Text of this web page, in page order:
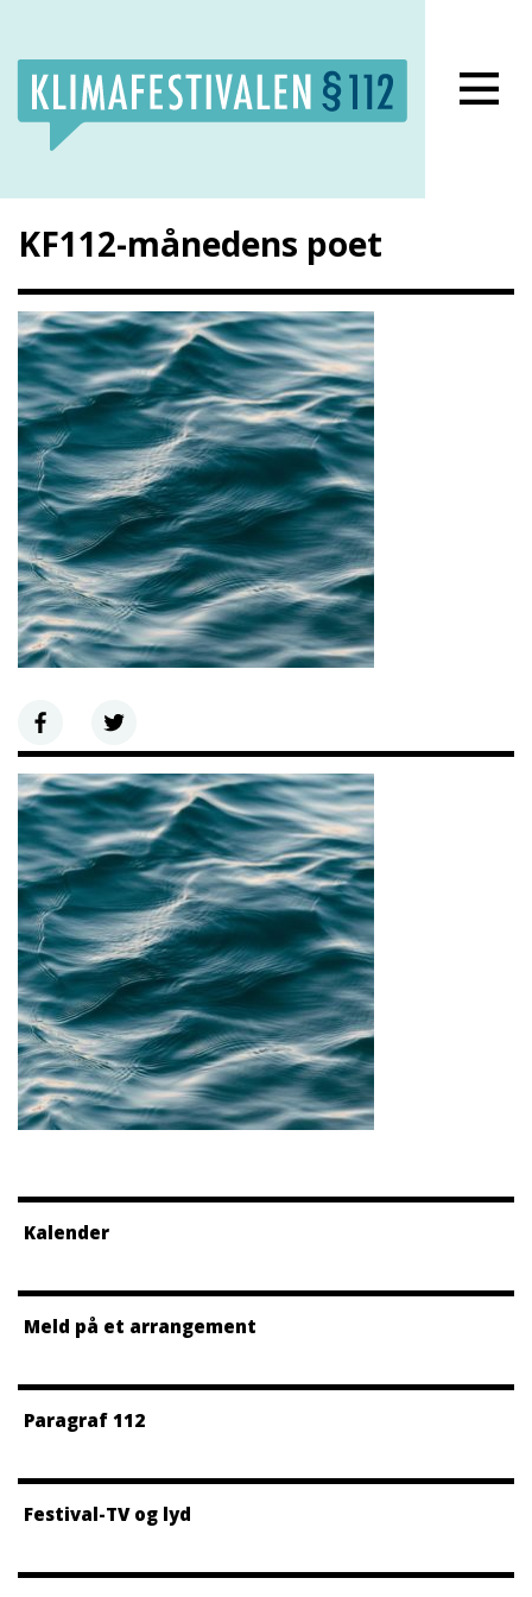
Lukk meny
KF112-månedens poet
Kalender
Meld på et arrangement
Paragraf 112
Festival-TV og lyd